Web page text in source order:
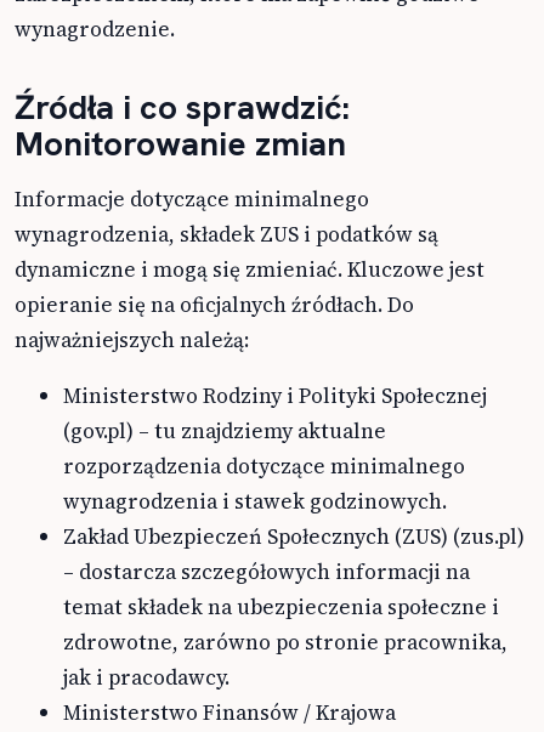
wynagrodzenie.
Źródła i co sprawdzić:
Monitorowanie zmian
Informacje dotyczące minimalnego
wynagrodzenia, składek ZUS i podatków są
dynamiczne i mogą się zmieniać. Kluczowe jest
opieranie się na oficjalnych źródłach. Do
najważniejszych należą:
Ministerstwo Rodziny i Polityki Społecznej
(gov.pl) – tu znajdziemy aktualne
rozporządzenia dotyczące minimalnego
wynagrodzenia i stawek godzinowych.
Zakład Ubezpieczeń Społecznych (ZUS) (zus.pl)
– dostarcza szczegółowych informacji na
temat składek na ubezpieczenia społeczne i
zdrowotne, zarówno po stronie pracownika,
jak i pracodawcy.
Ministerstwo Finansów / Krajowa